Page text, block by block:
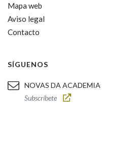
Mapa web
Aviso legal
Contacto
SÍGUENOS
NOVAS DA ACADEMIA
Subscríbete